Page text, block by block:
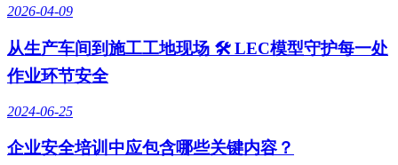
2026-04-09
从生产车间到施工工地现场 🛠️ LEC模型守护每一处
作业环节安全
2024-06-25
企业安全培训中应包含哪些关键内容？